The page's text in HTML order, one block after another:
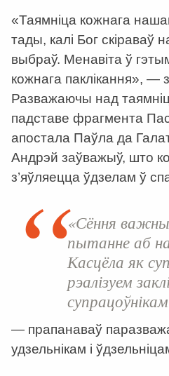
«Таямніца кожнага
тады, калі Бог скіраваў
выбраў. Менавіта ў
кожнага паклікання», —
Разважаючы над
падставе фрагмента
апостала Паўла да
Андрэй заўважыў, што
з’яўляецца ўдзелам ў
«Сёння
пытанне аб
Касцёла як
рэалізуем
— прапанаваў
удзельнікам і